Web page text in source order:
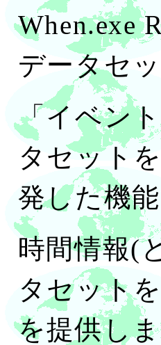
When.exe
データセ
「イベン
タセット
発した機
時間情報(
タセット
を提供し